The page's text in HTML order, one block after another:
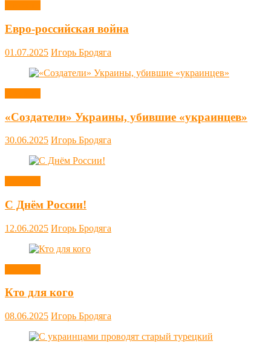
Евро-российская война
01.07.2025 Игорь Бродяга
«Создатели» Украины, убившие «украинцев»
30.06.2025 Игорь Бродяга
С Днём России!
12.06.2025 Игорь Бродяга
Кто для кого
08.06.2025 Игорь Бродяга